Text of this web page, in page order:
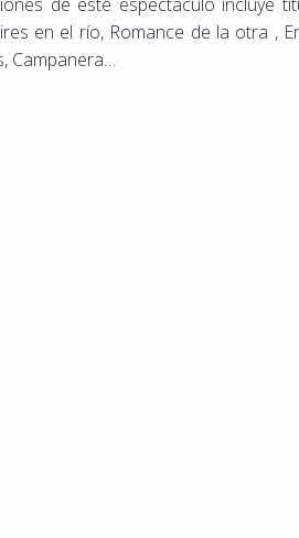
en el río, Romance de la otra ,
Campanera…